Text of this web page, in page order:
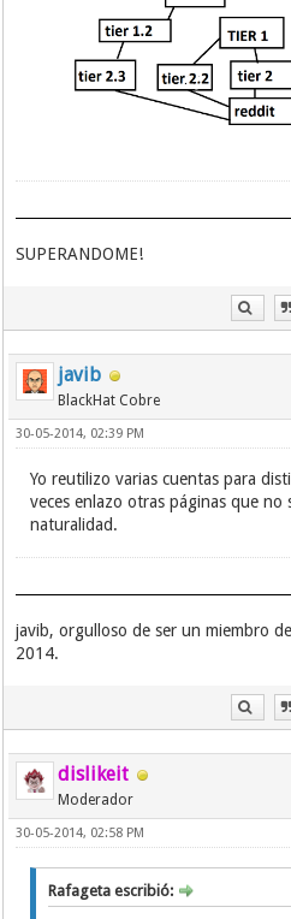
SUPERANDOME!
javib
BlackHat Cobre
30-05-2014, 02:39 PM
Yo reutilizo varias cuentas para
veces enlazo otras páginas que no
naturalidad.
javib, orgulloso de ser un miembro
2014.
dislikeit
Moderador
30-05-2014, 02:58 PM
Rafageta escribió: